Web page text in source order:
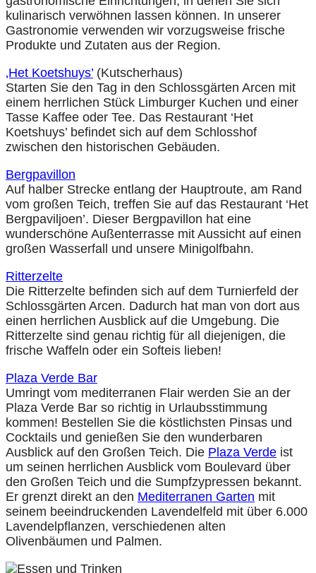
kulinarisch verwöhnen lassen können. In unserer
Gastronomie verwenden wir vorzugsweise frische
Produkte und Zutaten aus der Region.
‚Het Koetshuys’ (Kutscherhaus)
Starten Sie den Tag in den Schlossgärten Arcen mit
einem herrlichen Stück Limburger Kuchen und einer
Tasse Kaffee oder Tee. Das Restaurant ‘Het
Koetshuys’ befindet sich auf dem Schlosshof
zwischen den historischen Gebäuden.
Bergpavillon
Auf halber Strecke entlang der Hauptroute, am Rand
vom großen Teich, treffen Sie auf das Restaurant ‘Het
Bergpaviljoen’. Dieser Bergpavillon hat eine
wunderschöne Außenterrasse mit Aussicht auf einen
großen Wasserfall und unsere Minigolfbahn.
Ritterzelte
Die Ritterzelte befinden sich auf dem Turnierfeld der
Schlossgärten Arcen. Dadurch hat man von dort aus
einen herrlichen Ausblick auf die Umgebung. Die
Ritterzelte sind genau richtig für all diejenigen, die
frische Waffeln oder ein Softeis lieben!
Plaza Verde Bar
Umringt vom mediterranen Flair werden Sie an der
Plaza Verde Bar so richtig in Urlaubsstimmung
kommen! Bestellen Sie die köstlichsten Pinsas und
Cocktails und genießen Sie den wunderbaren
Ausblick auf den Großen Teich. Die Plaza Verde ist
um seinen herrlichen Ausblick vom Boulevard über
den Großen Teich und die Sumpfzypressen bekannt.
Er grenzt direkt an den Mediterranen Garten mit
seinem beeindruckenden Lavendelfeld mit über 6.000
Lavendelpflanzen, verschiedenen alten
Olivenbäumen und Palmen.